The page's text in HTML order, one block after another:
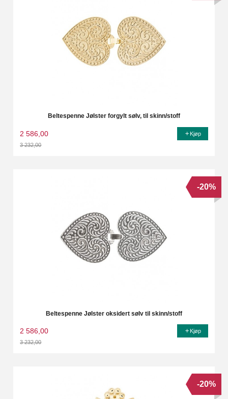
Beltespenne Jølster forgylt sølv, til skinn/stoff
2 586,00
3 232,00
Kjøp
Beltespenne Jølster oksidert sølv til skinn/stoff
2 586,00
3 232,00
-20%
Kjøp
-20%